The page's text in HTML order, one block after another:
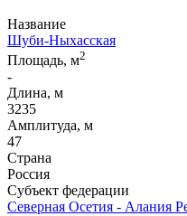
Название
Шуби-Ныхасская
Площадь, м2
-
Длина, м
3235
Амплитуда, м
47
Страна
Россия
Субъект федерации
Северная Осетия - Алания